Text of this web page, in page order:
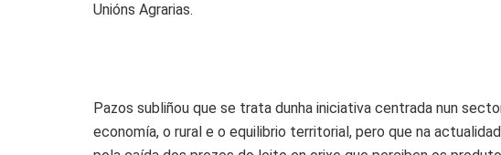
Unións Agrarias.
Pazos subliñou que se trata dunha iniciativa centrada nun
economía, o rural e o equilibrio territorial, pero que na